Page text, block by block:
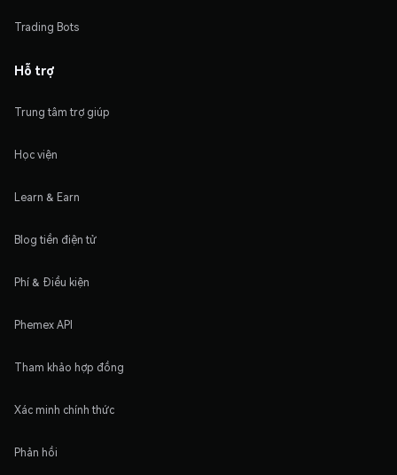
Trading Bots
Hỗ trợ
Trung tâm trợ giúp
Học viện
Learn & Earn
Blog tiền điện tử
Phí & Điều kiện
Phemex API
Tham khảo hợp đồng
Xác minh chính thức
Phản hồi